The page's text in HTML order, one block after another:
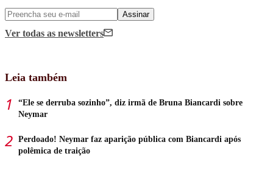
Assinar
Ver todas as newsletters
Leia também
“Ele se derruba sozinho”, diz irmã de Bruna Biancardi sobre
Neymar
Perdoado! Neymar faz aparição pública com Biancardi após
polêmica de traição